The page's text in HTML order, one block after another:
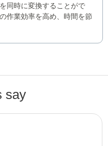
同時に変換することがで
作業効率を高め、時間を節
say